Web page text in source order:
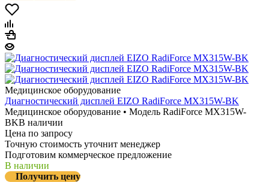
Медицинское оборудование
Диагностический дисплей EIZO RadiForce MX315W-BK
Медицинское оборудование • Модель RadiForce MX315W-
BKВ наличии
Цена по запросу
Точную стоимость уточнит менеджер
Подготовим коммерческое предложение
В наличии
Получить цену